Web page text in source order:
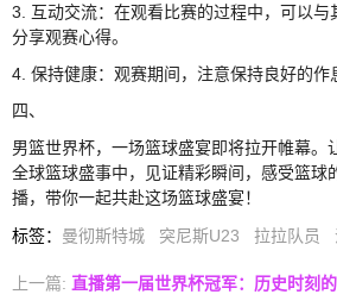
3. 互动交流：在观看比赛的过程中，可以与
分享观赛心得。
4. 保持健康：观赛期间，注意保持良好的作
四、
男篮世界杯，一场篮球盛宴即将拉开帷幕。
全球篮球盛事中，见证精彩瞬间，感受篮球
播，带你一起共赴这场篮球盛宴！
标签： 曼彻斯特城 突尼斯U23 拉拉队员
上一篇: 直播第一届世界杯冠军：历史时刻